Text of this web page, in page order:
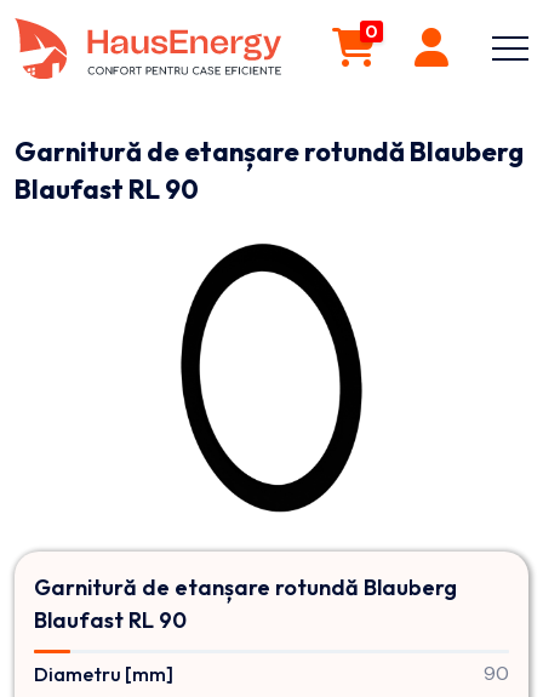
0
Garnitură de etanșare rotundă Blauberg
Blaufast RL 90
Garnitură de etanșare rotundă Blauberg
Blaufast RL 90
Diametru [mm] 90